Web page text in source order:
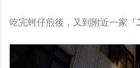
吃完蚵仔煎後，又到附近一家『